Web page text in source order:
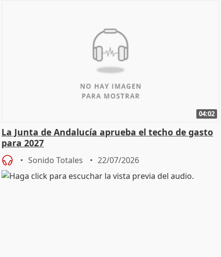
04:02
La Junta de Andalucía aprueba el techo de gasto
para 2027
Sonido Totales 22/07/2026